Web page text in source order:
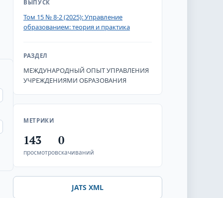
ВЫПУСК
Том 15 № 8-2 (2025): Управление
образованием: теория и практика
РАЗДЕЛ
МЕЖДУНАРОДНЫЙ ОПЫТ УПРАВЛЕНИЯ
УЧРЕЖДЕНИЯМИ ОБРАЗОВАНИЯ
МЕТРИКИ
143
просмотров
0
скачиваний
JATS XML